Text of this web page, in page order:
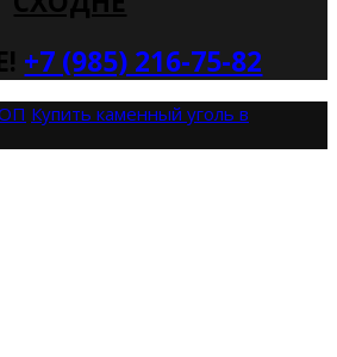
+7 (985) 216-75-82
Купить каменный уголь в